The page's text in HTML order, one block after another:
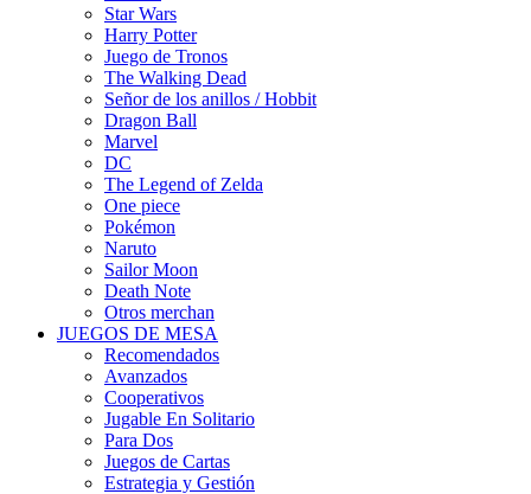
Star Wars
Harry Potter
Juego de Tronos
The Walking Dead
Señor de los anillos / Hobbit
Dragon Ball
Marvel
DC
The Legend of Zelda
One piece
Pokémon
Naruto
Sailor Moon
Death Note
Otros merchan
JUEGOS DE MESA
Recomendados
Avanzados
Cooperativos
Jugable En Solitario
Para Dos
Juegos de Cartas
Estrategia y Gestión